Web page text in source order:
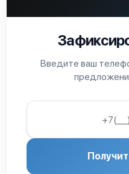
Введите ваш